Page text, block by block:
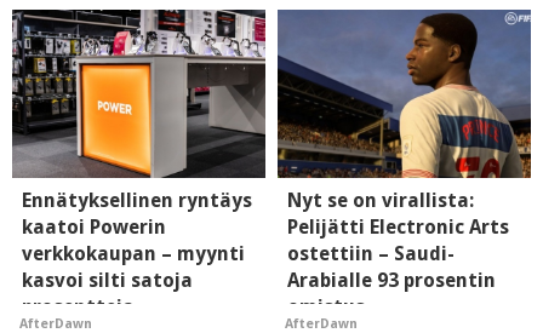
Ennätyksellinen ryntäys
kaatoi Powerin
verkkokaupan – myynti
kasvoi silti satoja
prosentteja
AfterDawn
Nyt se on virallista:
Pelijätti Electronic Arts
ostettiin – Saudi-
Arabialle 93 prosentin
omistus
AfterDawn